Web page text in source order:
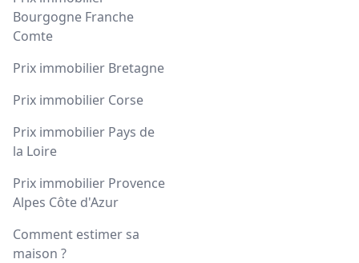
Bourgogne Franche
Comte
Prix immobilier Bretagne
Prix immobilier Corse
Prix immobilier Pays de
la Loire
Prix immobilier Provence
Alpes Côte d'Azur
Comment estimer sa
maison ?